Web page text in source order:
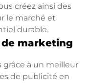
créez ainsi des
le marché et
durable.
marketing
à un meilleur
de publicité en